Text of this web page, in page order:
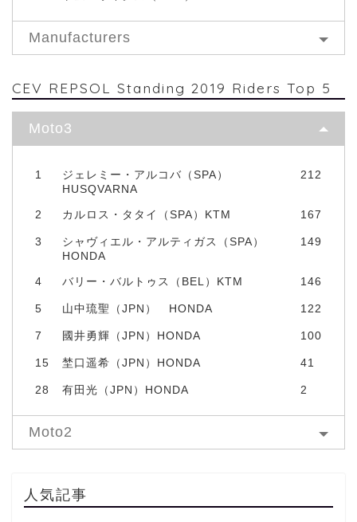
Manufacturers
CEV REPSOL Standing 2019 Riders Top 5
Moto3
1
ジェレミー・アルコバ（SPA）
HUSQVARNA
212
2 カルロス・タタイ（SPA）KTM 167
3
シャヴィエル・アルティガス（SPA）
HONDA
149
4 バリー・バルトゥス（BEL）KTM 146
5 山中琉聖（JPN） HONDA 122
7 國井勇輝（JPN）HONDA 100
15 埜口遥希（JPN）HONDA 41
28 有田光（JPN）HONDA 2
Moto2
人気記事